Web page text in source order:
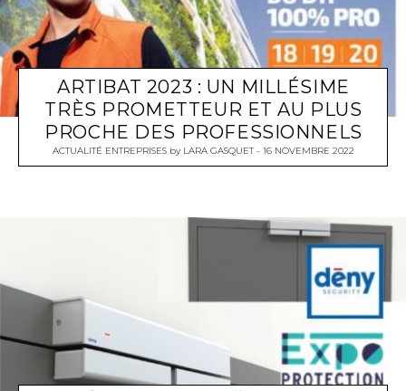
ARTIBAT 2023 : UN MILLÉSIME
TRÈS PROMETTEUR ET AU PLUS
PROCHE DES PROFESSIONNELS
ACTUALITÉ ENTREPRISES by LARA GASQUET 16 NOVEMBRE 2022